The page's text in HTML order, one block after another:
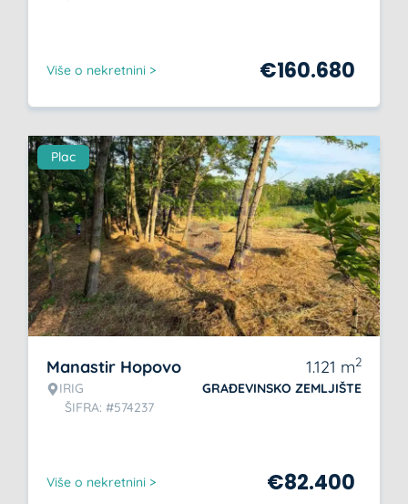
Više o nekretnini > €160.680
Plac
Manastir Hopovo
IRIG
ŠIFRA: #574237
1.121 m2
GRAĐEVINSKO ZEMLJIŠTE
Više o nekretnini > €82.400